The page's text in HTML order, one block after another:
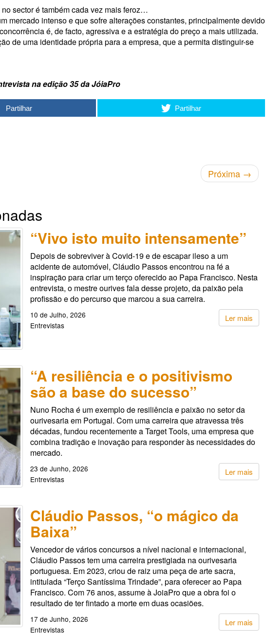
sector é também cada vez mais feroz…
mercado intenso e que sofre alterações constantes, principalmente devido
é, de facto, agressiva e a estratégia do preço a mais utilizada.
de uma identidade própria para a empresa, que a permita distinguir-se
na edição 35 da JóiaPro
Partilhar Partilhar
Próxima →
“Vivo isto muito intensamente”
Depois de sobreviver à Covid-19 e de escapar ileso a um
acidente de automóvel, Cláudio Passos encontrou na fé a
inspiração para criar um terço oferecido ao Papa Francisco. Nesta
entrevista, o mestre ourives fala desse projeto, da paixão pela
profissão e do percurso que marcou a sua carreira.
Ler mais
10 de Julho, 2026
Entrevistas
“A resiliência e o positivismo
são a base do sucesso”
Nuno Rocha é um exemplo de resiliência e paixão no setor da
ourivesaria em Portugal. Com uma carreira que atravessa três
décadas, fundou recentemente a Target Tools, uma empresa que
combina tradição e inovação para responder às necessidades do
mercado.
Ler mais
23 de Junho, 2026
Entrevistas
Cláudio Passos, “o mágico da
Baixa”
Vencedor de vários concursos a nível nacional e internacional,
Cláudio Passos tem uma carreira prestigiada na ourivesaria
portuguesa. Em 2023, criou de raiz uma peça de arte sacra,
intitulada “Terço Santíssima Trindade”, para oferecer ao Papa
Francisco. Com 76 anos, assume à JoiaPro que a obra foi o
resultado de ter fintado a morte em duas ocasiões.
Ler mais
17 de Junho, 2026
Entrevistas